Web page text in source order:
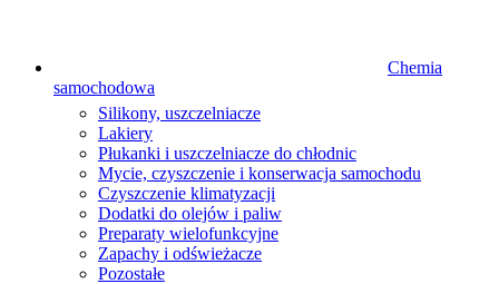
Chemia
samochodowa
Silikony, uszczelniacze
Lakiery
Płukanki i uszczelniacze do chłodnic
Mycie, czyszczenie i konserwacja samochodu
Czyszczenie klimatyzacji
Dodatki do olejów i paliw
Preparaty wielofunkcyjne
Zapachy i odświeżacze
Pozostałe